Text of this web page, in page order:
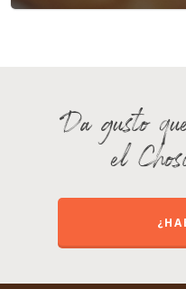
Da gusto
el